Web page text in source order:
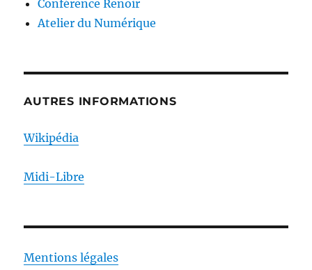
Conférence Renoir
Atelier du Numérique
AUTRES INFORMATIONS
Wikipédia
Midi-Libre
Mentions légales